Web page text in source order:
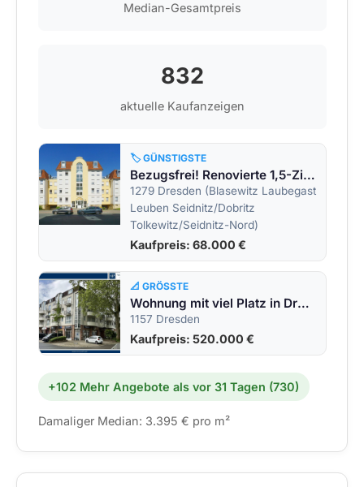
Median-Gesamtpreis
832
aktuelle Kaufanzeigen
🏷️ GÜNSTIGSTE
Bezugsfrei! Renovierte 1,5-Zimmer-Wohnung!
1279 Dresden (Blasewitz Laubegast
Leuben Seidnitz/Dobritz
Tolkewitz/Seidnitz-Nord)
Kaufpreis: 68.000 €
📐 GRÖSSTE
Wohnung mit viel Platz in Dresden-Cotta
1157 Dresden
Kaufpreis: 520.000 €
+102 Mehr Angebote als vor 31 Tagen (730)
Damaliger Median: 3.395 € pro m²